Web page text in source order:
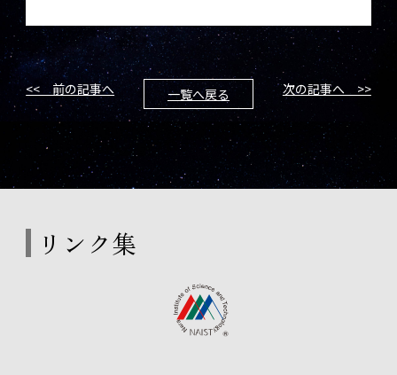
<< 前の記事へ 一覧へ戻る 次の記事へ >>
リンク集